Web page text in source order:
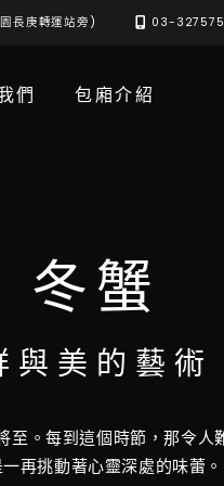
長庚轉運站旁) 03-
們 包廂介紹
冬蟹
與美的藝術
至。每到這個時節，那令人
再挑動著心靈深處的味蕾。